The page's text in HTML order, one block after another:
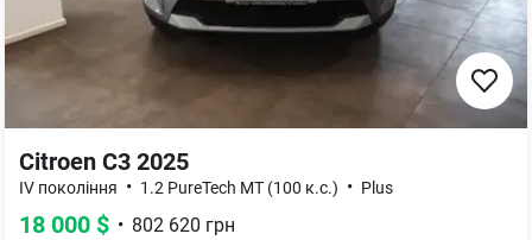
Citroen C3 2025
IV покоління • 1.2 PureTech MT (100 к.с.) • Plus
18 000 $ • 802 620 грн